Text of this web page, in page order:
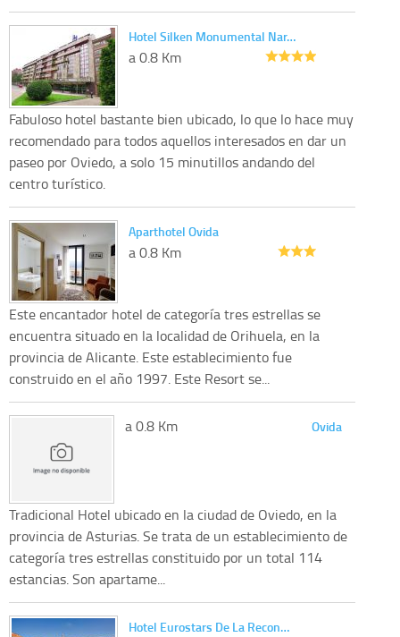
Hotel Silken Monumental Nar…
a 0.8 Km
Fabuloso hotel bastante bien ubicado, lo que lo hace muy
recomendado para todos aquellos interesados en dar un
paseo por Oviedo, a solo 15 minutillos andando del
centro turístico.
Aparthotel Ovida
a 0.8 Km
Este encantador hotel de categoría tres estrellas se
encuentra situado en la localidad de Orihuela, en la
provincia de Alicante. Este establecimiento fue
construido en el año 1997. Este Resort se...
Ovida
a 0.8 Km
Tradicional Hotel ubicado en la ciudad de Oviedo, en la
provincia de Asturias. Se trata de un establecimiento de
categoría tres estrellas constituido por un total 114
estancias. Son apartame...
Hotel Eurostars De La Recon…